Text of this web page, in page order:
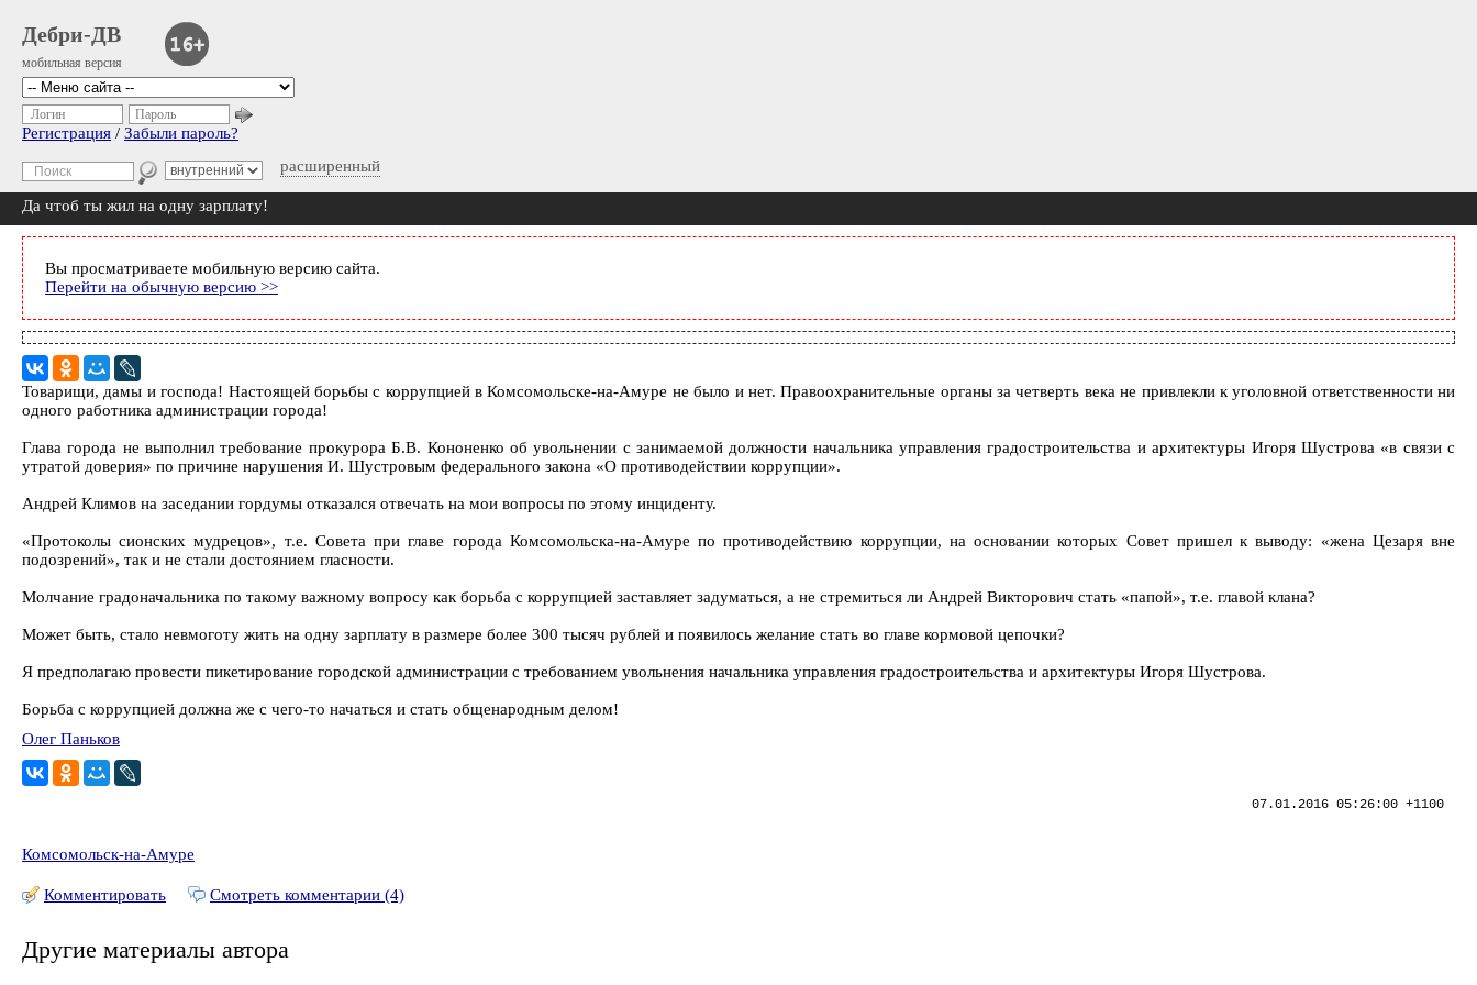
Дебри-ДВ
мобильная версия
расширенный
Логин Пароль
Регистрация / Забыли пароль?
Да чтоб ты жил на одну зарплату!
Вы просматриваете мобильную версию сайта.
Перейти на обычную версию >>
Товарищи, дамы и господа! Настоящей борьбы с коррупцией в Комсомольске-на-Амуре не было и нет. Правоохранительные органы за четверть века не привлекли к уголовной ответственности ни
одного работника администрации города!
Глава города не выполнил требование прокурора Б.В. Кононенко об увольнении с занимаемой должности начальника управления градостроительства и архитектуры Игоря Шустрова «в связи с
утратой доверия» по причине нарушения И. Шустровым федерального закона «О противодействии коррупции».
Андрей Климов на заседании гордумы отказался отвечать на мои вопросы по этому инциденту.
«Протоколы сионских мудрецов», т.е. Совета при главе города Комсомольска-на-Амуре по противодействию коррупции, на основании которых Совет пришел к выводу: «жена Цезаря вне
подозрений», так и не стали достоянием гласности.
Молчание градоначальника по такому важному вопросу как борьба с коррупцией заставляет задуматься, а не стремиться ли Андрей Викторович стать «папой», т.е. главой клана?
Может быть, стало невмоготу жить на одну зарплату в размере более 300 тысяч рублей и появилось желание стать во главе кормовой цепочки?
Я предполагаю провести пикетирование городской администрации с требованием увольнения начальника управления градостроительства и архитектуры Игоря Шустрова.
Борьба с коррупцией должна же с чего-то начаться и стать общенародным делом!
Олег Паньков
07.01.2016 05:26:00 +1100
Комсомольск-на-Амуре
Комментировать Смотреть комментарии (4)
Другие материалы автора